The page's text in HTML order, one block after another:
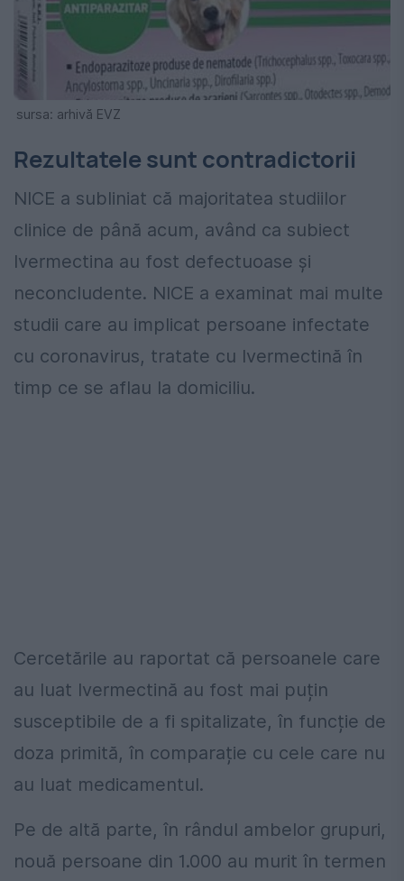
sursa: arhivă EVZ
Rezultatele sunt contradictorii
NICE a subliniat că majoritatea studiilor
clinice de până acum, având ca subiect
Ivermectina au fost defectuoase și
neconcludente. NICE a examinat mai multe
studii care au implicat persoane infectate
cu coronavirus, tratate cu Ivermectină în
timp ce se aflau la domiciliu.
Cercetările au raportat că persoanele care
au luat Ivermectină au fost mai puțin
susceptibile de a fi spitalizate, în funcție de
doza primită, în comparație cu cele care nu
au luat medicamentul.
Pe de altă parte, în rândul ambelor grupuri,
nouă persoane din 1.000 au murit în termen